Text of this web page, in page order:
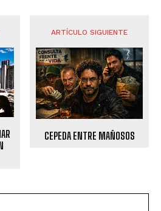
ARTÍCULO SIGUIENTE
CEPEDA ENTRE MAÑOSOS